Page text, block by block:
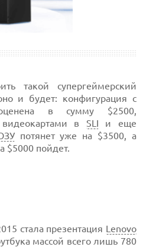
такой супергеймерский
и будет: конфигурация с
в сумму $2500,
в SLI и еще
потянет уже на $3500, а
$5000 пойдет.
стала презентация Lenovo
массой всего лишь 780